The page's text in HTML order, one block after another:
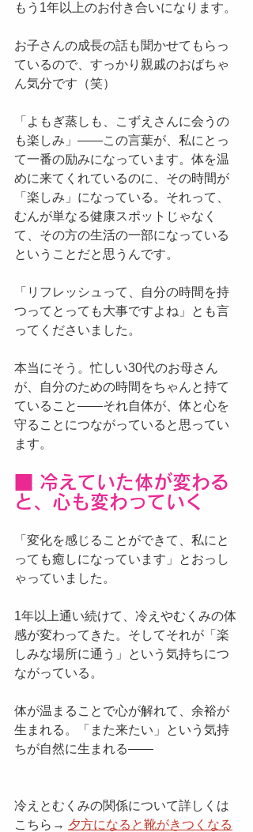
もう1年以上のお付き合いになります。
お子さんの成長の話も聞かせてもらっ
ているので、すっかり親戚のおばちゃ
ん気分です（笑）
「よもぎ蒸しも、こずえさんに会うの
も楽しみ」——この言葉が、私にとっ
て一番の励みになっています。体を温
めに来てくれているのに、その時間が
「楽しみ」になっている。それって、
むんが単なる健康スポットじゃなく
て、その方の生活の一部になっている
ということだと思うんです。
「リフレッシュって、自分の時間を持
つってとっても大事ですよね」とも言
ってくださいました。
本当にそう。忙しい30代のお母さん
が、自分のための時間をちゃんと持て
ていること——それ自体が、体と心を
守ることにつながっていると思ってい
ます。
■ 冷えていた体が変わる
と、心も変わっていく
「変化を感じることができて、私にと
っても癒しになっています」とおっし
ゃっていました。
1年以上通い続けて、冷えやむくみの体
感が変わってきた。そしてそれが「楽
しみな場所に通う」という気持ちにつ
ながっている。
体が温まることで心が解れて、余裕が
生まれる。「また来たい」という気持
ちが自然に生まれる——
冷えとむくみの関係について詳しくは
こちら→ 夕方になると靴がきつくなる